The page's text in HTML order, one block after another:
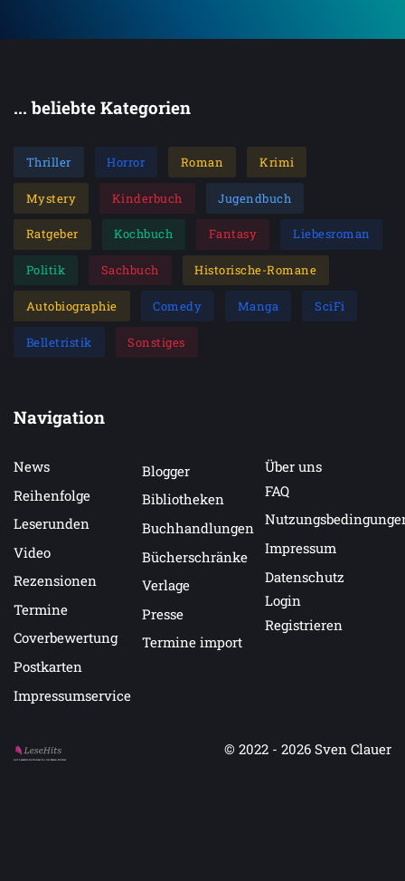
... beliebte Kategorien
Thriller Horror Roman Krimi
Mystery Kinderbuch Jugendbuch
Ratgeber Kochbuch Fantasy Liebesroman
Politik Sachbuch Historische-Romane
Autobiographie Comedy Manga SciFi
Belletristik Sonstiges
Navigation
News
Reihenfolge
Leserunden
Video
Rezensionen
Termine
Coverbewertung
Postkarten
Impressumservice
Blogger
Bibliotheken
Buchhandlungen
Bücherschränke
Verlage
Presse
Termine import
Über uns
FAQ
Impressum
Datenschutz
Login
Registrieren
Auf LeseHits.de findest Du die besten Bücher.
© 2022 - 2026 Sven Clauer